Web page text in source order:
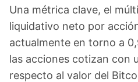
Una métrica clave, el
liquidativo neto por
actualmente en torno a
las acciones cotizan con
respecto al valor del